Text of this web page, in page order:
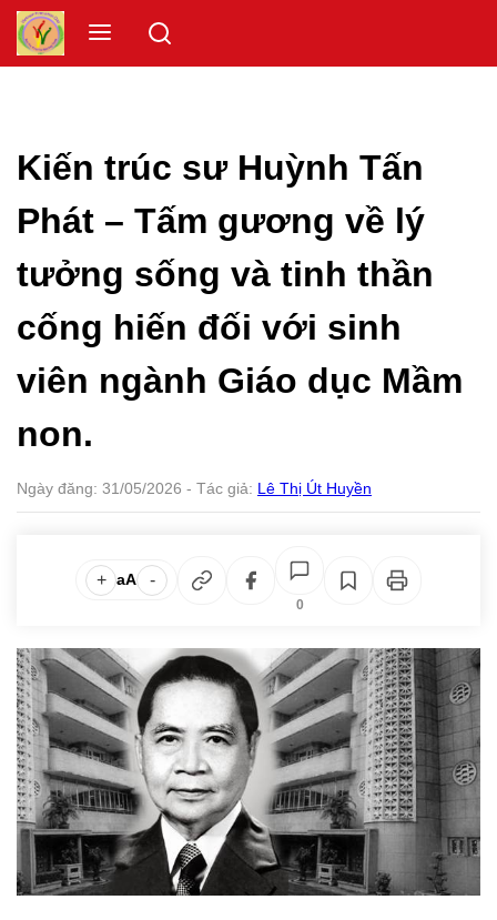
Skip
content
Menu
Kiến trúc sư Huỳnh Tấn
Phát – Tấm gương về lý
tưởng sống và tinh thần
cống hiến đối với sinh
viên ngành Giáo dục Mầm
non.
Ngày đăng: 31/05/2026 - Tác giả: Lê Thị Út Huyền
+ aA -
0